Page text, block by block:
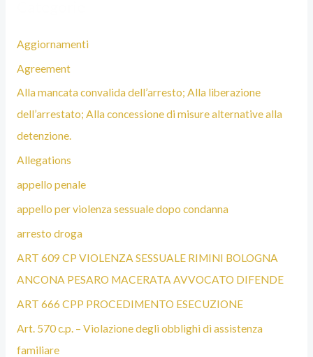
Aggiornamenti
Agreement
Alla mancata convalida dell’arresto; Alla liberazione
dell’arrestato; Alla concessione di misure alternative alla
detenzione.
Allegations
appello penale
appello per violenza sessuale dopo condanna
arresto droga
ART 609 CP VIOLENZA SESSUALE RIMINI BOLOGNA
ANCONA PESARO MACERATA AVVOCATO DIFENDE
ART 666 CPP PROCEDIMENTO ESECUZIONE
Art. 570 c.p. – Violazione degli obblighi di assistenza
familiare